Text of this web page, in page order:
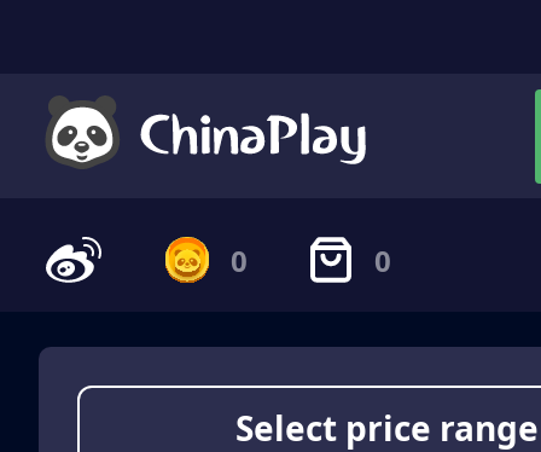
0 0
Select price range